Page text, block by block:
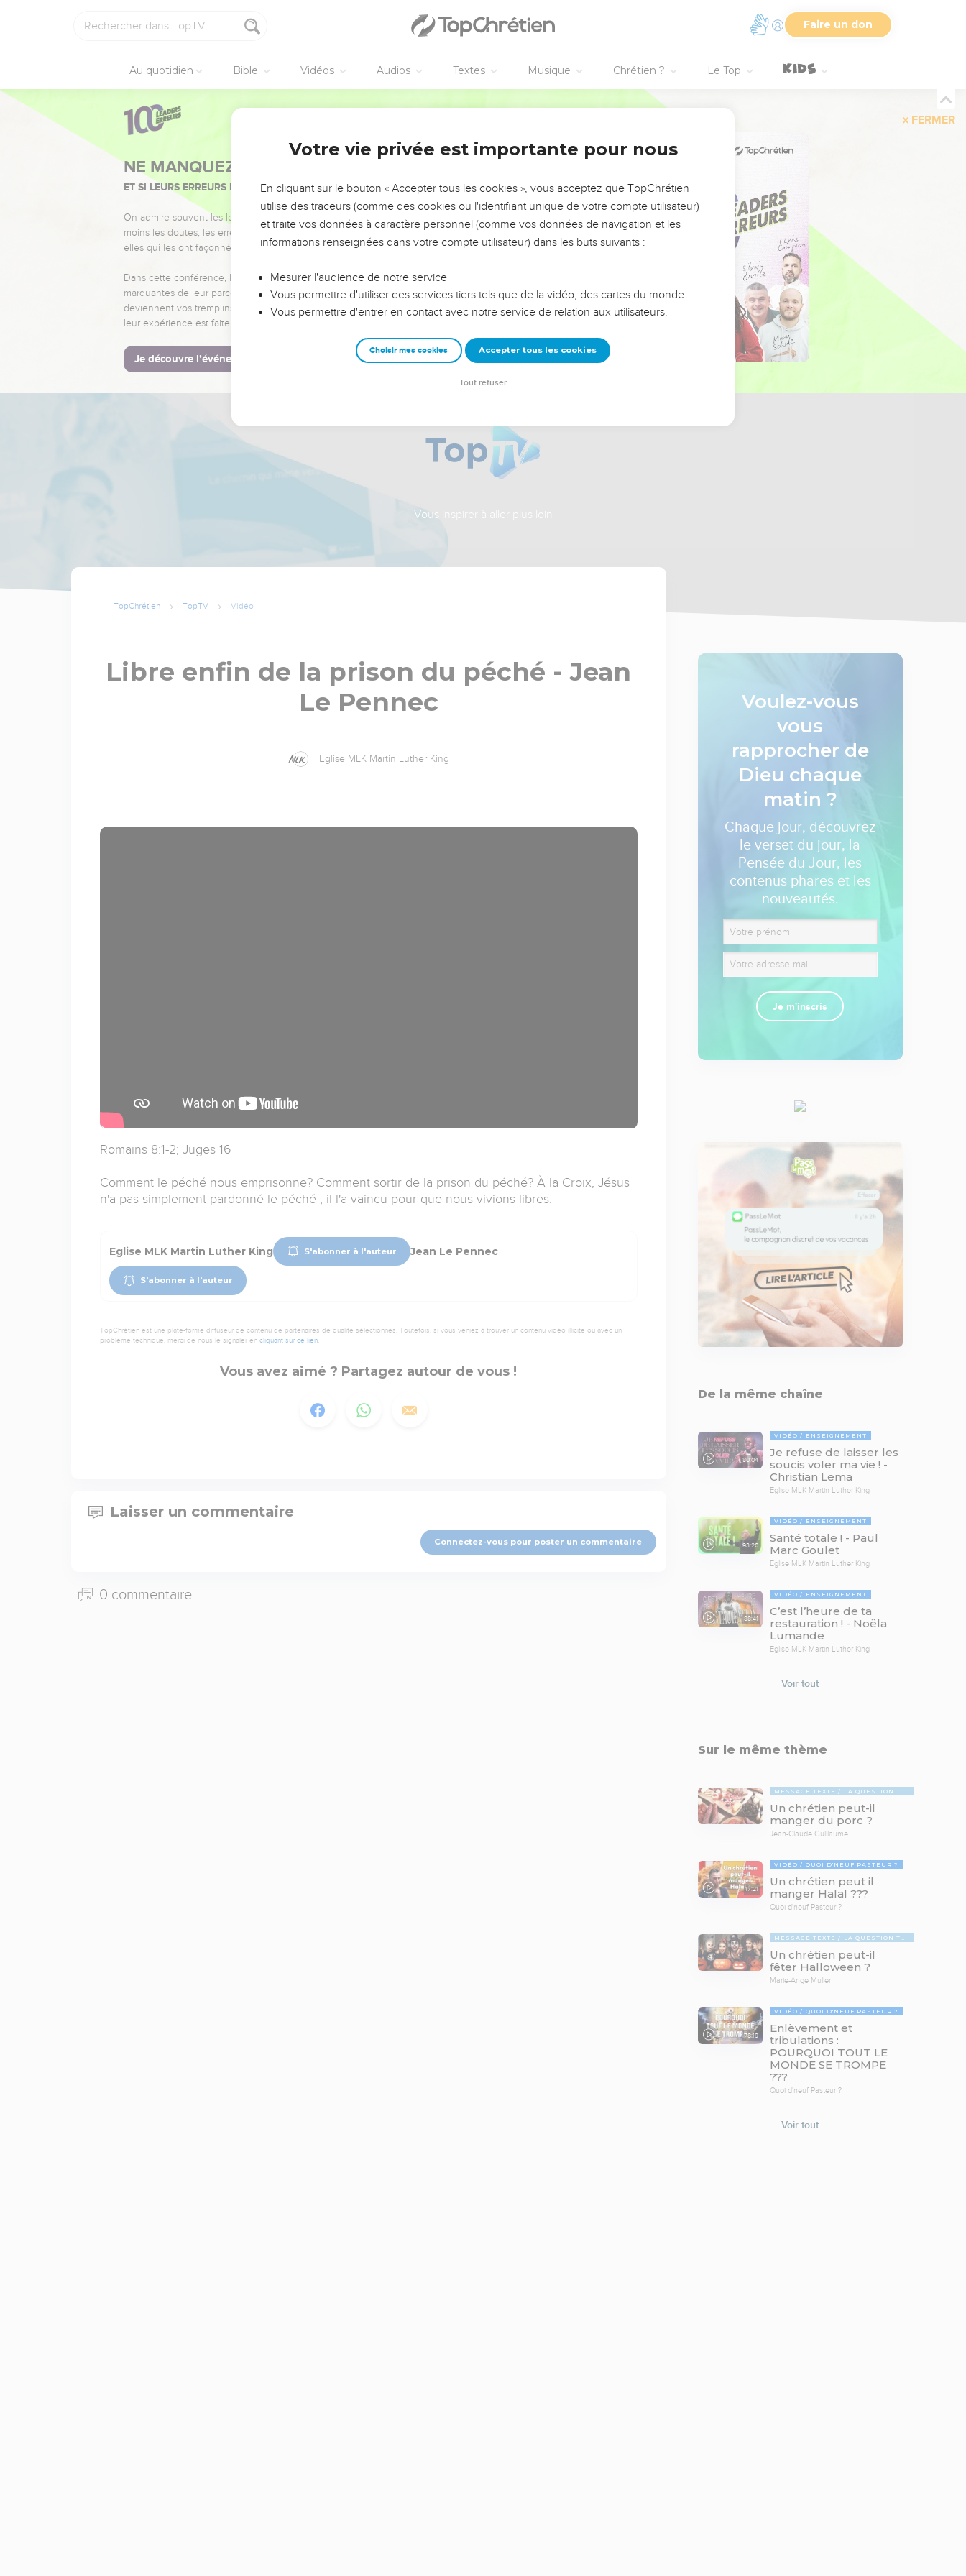
Faire un don
Au quotidien Bible Vidéos Audios Textes Musique Chrétien ? Le Top
FERMER
NE MANQUEZ PAS L’ÉVÉNEMENT DE L’ANNÉE !
ET SI LEURS ERREURS POUVAIENT VOUS ÉVITER LES VOTRES ?
On admire souvent les leaders pour leurs réussites, leur impact, leur foi ou leur vision. Mais on voit
moins les doutes, les erreurs et les saisons difficiles qu'ils ont traversés, alors même que ce sont
elles qui les ont façonnés.
Dans cette conférence, leaders, entrepreneurs, et responsables reviennent sur les erreurs
marquantes de leur parcours et les clés pour avancer avec plus de sagesse afin que leurs erreurs
deviennent vos tremplins. Que vous guidiez un ministère, une équipe, un groupe ou une famille,
leur expérience est faite pour vous.
Je découvre l’événement
Vous inspirer à aller plus loin
TopChrétien TopTV Vidéo
Libre enfin de la prison du péché - Jean
Le Pennec
Eglise MLK Martin Luther King
Romains 8:1-2; Juges 16
Comment le péché nous emprisonne? Comment sortir de la prison du péché? À la Croix, Jésus
n'a pas simplement pardonné le péché ; il l'a vaincu pour que nous vivions libres.
Eglise MLK Martin Luther King S'abonner à l'auteur Jean Le Pennec
S'abonner à l'auteur
TopChrétien est une plate-forme diffuseur de contenu de partenaires de qualité sélectionnés. Toutefois, si vous veniez à trouver un contenu vidéo illicite ou avec un
problème technique, merci de nous le signaler en cliquant sur ce lien.
Vous avez aimé ? Partagez autour de vous !
Laisser un commentaire
Connectez-vous pour poster un commentaire
0 commentaire
Voulez-vous
vous
rapprocher de
Dieu chaque
matin ?
Chaque jour, découvrez
le verset du jour, la
Pensée du Jour, les
contenus phares et les
nouveautés.
Je m'inscris
De la même chaîne
80:04
VIDÉO ENSEIGNEMENT
Je refuse de laisser les
soucis voler ma vie ! -
Christian Lema
Eglise MLK Martin Luther King
93:20
VIDÉO ENSEIGNEMENT
Santé totale ! - Paul
Marc Goulet
Eglise MLK Martin Luther King
88:41
VIDÉO ENSEIGNEMENT
C’est l’heure de ta
restauration ! - Noëla
Lumande
Eglise MLK Martin Luther King
Voir tout
Sur le même thème
MESSAGE TEXTE LA QUESTION TABOUE
Un chrétien peut-il
manger du porc ?
Jean-Claude Guillaume
17:21
VIDÉO QUOI D'NEUF PASTEUR ?
Un chrétien peut il
manger Halal ???
Quoi d'neuf Pasteur ?
MESSAGE TEXTE LA QUESTION TABOUE
Un chrétien peut-il
fêter Halloween ?
Marie-Ange Muller
78:19
VIDÉO QUOI D'NEUF PASTEUR ?
Enlèvement et
tribulations :
POURQUOI TOUT LE
MONDE SE TROMPE
???
Quoi d'neuf Pasteur ?
Voir tout
Votre vie privée est importante pour nous
En cliquant sur le bouton « Accepter tous les cookies », vous acceptez que TopChrétien
utilise des traceurs (comme des cookies ou l'identifiant unique de votre compte utilisateur)
et traite vos données à caractère personnel (comme vos données de navigation et les
informations renseignées dans votre compte utilisateur) dans les buts suivants :
Mesurer l'audience de notre service
Vous permettre d'utiliser des services tiers tels que de la vidéo, des cartes du monde…
Vous permettre d'entrer en contact avec notre service de relation aux utilisateurs.
Choisir mes cookies Accepter tous les cookies
Tout refuser